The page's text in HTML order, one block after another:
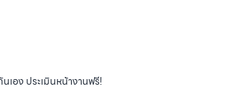
เอง ประเมินหน้างานฟรี!